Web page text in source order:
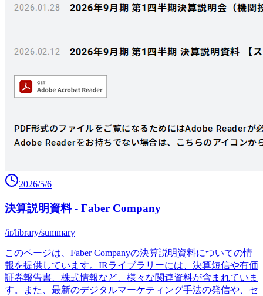
2026/5/6
決算説明資料 - Faber Company
/ir/library/summary
このページは、Faber Companyの決算説明資料についての情
報を提供しています。IRライブラリーには、決算短信や有価
証券報告書、株式情報など、様々な関連資料が含まれていま
す。また、最新のデジタルマーケティング手法の発信や、セ